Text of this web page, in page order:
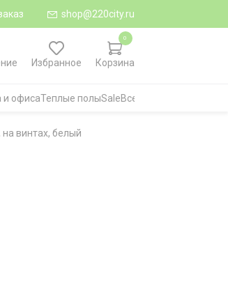
shop@220city.ru
Избранное Корзина
0
и офисаТеплые полыSaleВсе категории
винтах, белый